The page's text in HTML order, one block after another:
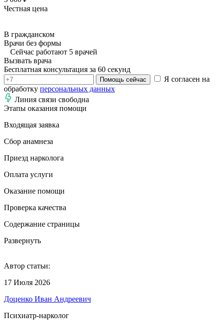
Честная цена
В гражданском
Врачи без формы
Сейчас работают 5 врачей
Вызвать врача
Бесплатная консультация за 60 секунд
Помощь сейчас
Я согласен на
обработку персональных данных
Линия связи свободна
Этапы оказания помощи
Входящая заявка
Сбор анамнеза
Приезд нарколога
Оплата услуги
Оказание помощи
Проверка качества
Содержание страницы
Развернуть
Автор статьи:
17 Июля 2026
Доценко Иван Андреевич
Психиатр-нарколог